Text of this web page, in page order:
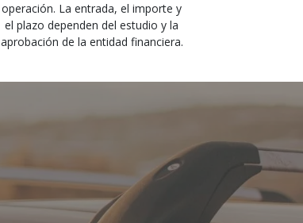
operación. La entrada, el importe y
el plazo dependen del estudio y la
aprobación de la entidad financiera.